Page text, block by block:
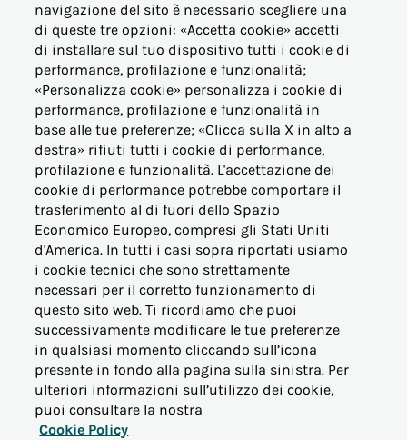
OFFERTE PER LA CASA
OFFERTE BUSINESS (PMI)
OFFERTE PERTINENZE
ALTRE ESIGENZE
PER I NOSTRI CLIENTI
VICINO AL CONSUMATORE
INFORMAZIONI
navigazione del sito è necessario scegliere una
di queste tre opzioni: «Accetta cookie» accetti
di installare sul tuo dispositivo tutti i cookie di
performance, profilazione e funzionalità;
«Personalizza cookie» personalizza i cookie di
performance, profilazione e funzionalità in
base alle tue preferenze; «Clicca sulla X in alto a
destra» rifiuti tutti i cookie di performance,
profilazione e funzionalità. L'accettazione dei
cookie di performance potrebbe comportare il
trasferimento al di fuori dello Spazio
Economico Europeo, compresi gli Stati Uniti
d'America. In tutti i casi sopra riportati usiamo
i cookie tecnici che sono strettamente
necessari per il corretto funzionamento di
questo sito web. Ti ricordiamo che puoi
successivamente modificare le tue preferenze
in qualsiasi momento cliccando sull’icona
presente in fondo alla pagina sulla sinistra. Per
ulteriori informazioni sull’utilizzo dei cookie,
puoi consultare la nostra
Cookie Policy